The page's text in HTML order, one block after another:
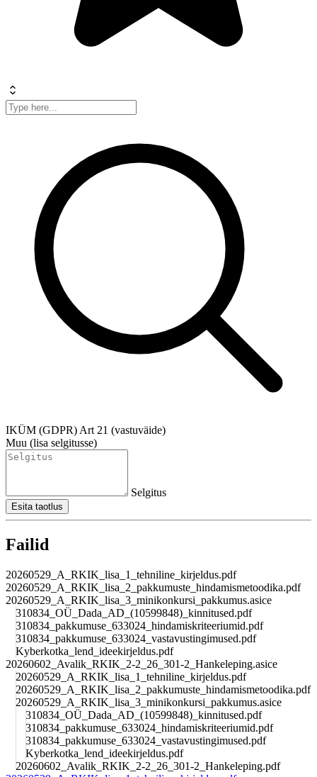
IKÜM (GDPR) Art 21 (vastuväide)
Muu (lisa selgitusse)
Selgitus
Esita taotlus
Failid
20260529_A_RKIK_lisa_1_tehniline_kirjeldus.pdf
20260529_A_RKIK_lisa_2_pakkumuste_hindamismetoodika.pdf
20260529_A_RKIK_lisa_3_minikonkursi_pakkumus.asice
310834_OÜ_Dada_AD_(10599848)_kinnitused.pdf
310834_pakkumuse_633024_hindamiskriteeriumid.pdf
310834_pakkumuse_633024_vastavustingimused.pdf
Kyberkotka_lend_ideekirjeldus.pdf
20260602_Avalik_RKIK_2-2_26_301-2_Hankeleping.asice
20260529_A_RKIK_lisa_1_tehniline_kirjeldus.pdf
20260529_A_RKIK_lisa_2_pakkumuste_hindamismetoodika.pdf
20260529_A_RKIK_lisa_3_minikonkursi_pakkumus.asice
310834_OÜ_Dada_AD_(10599848)_kinnitused.pdf
310834_pakkumuse_633024_hindamiskriteeriumid.pdf
310834_pakkumuse_633024_vastavustingimused.pdf
Kyberkotka_lend_ideekirjeldus.pdf
20260602_Avalik_RKIK_2-2_26_301-2_Hankeleping.pdf